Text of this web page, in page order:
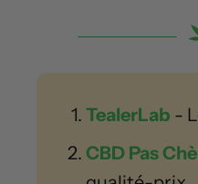
TealerLab -
CBD Pas